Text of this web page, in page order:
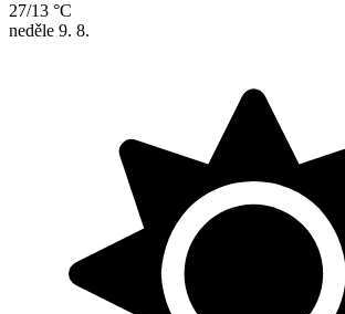
27/13 °C
neděle 9. 8.